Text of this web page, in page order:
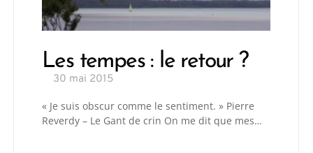
Les tempes : le retour ?
30 mai 2015
« Je suis obscur comme le sentiment. » Pierre
Reverdy – Le Gant de crin On me dit que mes…